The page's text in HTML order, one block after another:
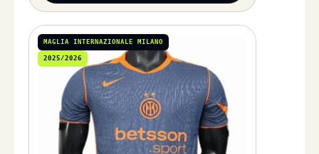
MAGLIA INTERNAZIONALE MILANO
2025/2026